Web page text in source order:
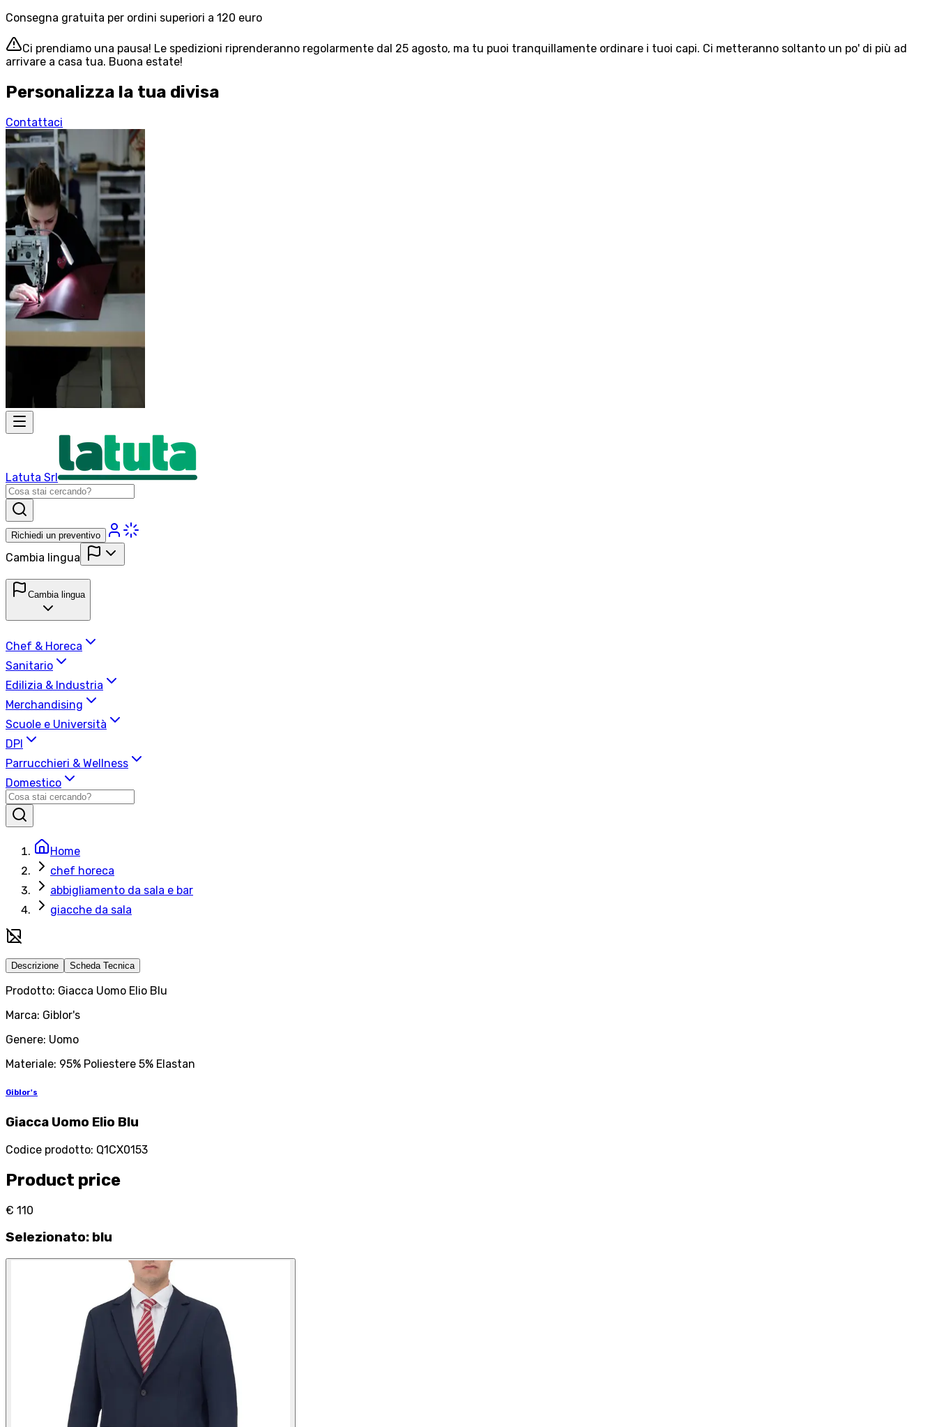
Consegna gratuita per ordini superiori a 120 euro
Ci prendiamo una pausa! Le spedizioni riprenderanno regolarmente dal 25 agosto, ma tu puoi tranquillamente ordinare i tuoi capi. Ci metteranno soltanto un po' di più ad
arrivare a casa tua. Buona estate!
Personalizza la tua divisa
Contattaci
Latuta Srl
Richiedi un preventivo
Cambia lingua
Cambia lingua
Chef & Horeca
Sanitario
Edilizia & Industria
Merchandising
Scuole e Università
DPI
Parrucchieri & Wellness
Domestico
Home
chef horeca
abbigliamento da sala e bar
giacche da sala
Descrizione Scheda Tecnica
Prodotto: Giacca Uomo Elio Blu
Marca: Giblor's
Genere: Uomo
Materiale: 95% Poliestere 5% Elastan
Giblor's
Giacca Uomo Elio Blu
Codice prodotto: Q1CX0153
Product price
€ 110
Selezionato: blu